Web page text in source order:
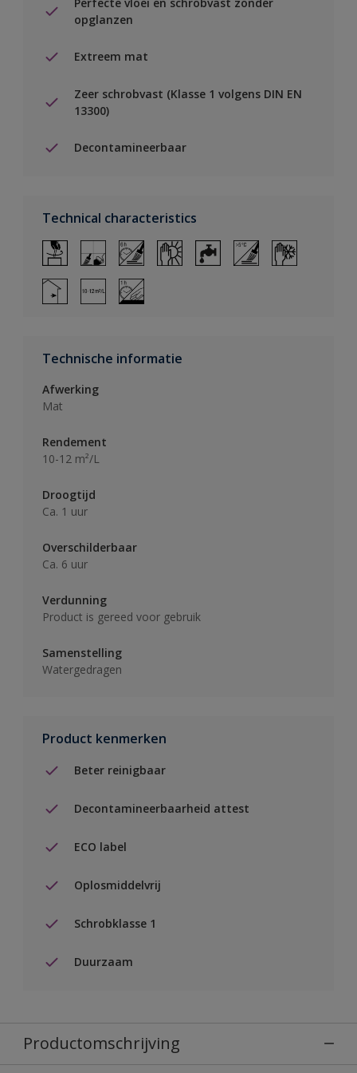
opglanzen
Extreem mat
Zeer schrobvast (Klasse 1 volgens DIN EN
13300)
Decontamineerbaar
Technical characteristics
Technische informatie
Afwerking
Mat
Rendement
10-12 m²/L
Droogtijd
Ca. 1 uur
Overschilderbaar
Ca. 6 uur
Verdunning
Product is gereed voor gebruik
Samenstelling
Watergedragen
Product kenmerken
Beter reinigbaar
Decontamineerbaarheid attest
ECO label
Oplosmiddelvrij
Schrobklasse 1
Duurzaam
Productomschrijving